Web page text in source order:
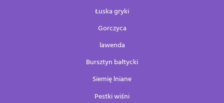
Łuska gryki
Gorczyca
lawenda
Bursztyn bałtycki
Siemię lniane
Pestki wiśni